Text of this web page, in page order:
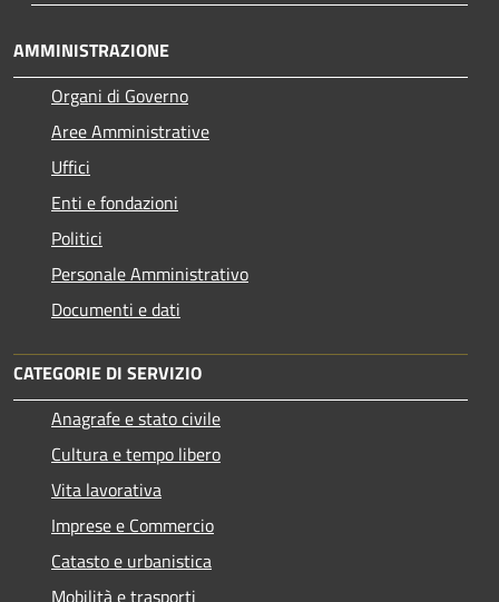
AMMINISTRAZIONE
Organi di Governo
Aree Amministrative
Uffici
Enti e fondazioni
Politici
Personale Amministrativo
Documenti e dati
CATEGORIE DI SERVIZIO
Anagrafe e stato civile
Cultura e tempo libero
Vita lavorativa
Imprese e Commercio
Catasto e urbanistica
Mobilità e trasporti